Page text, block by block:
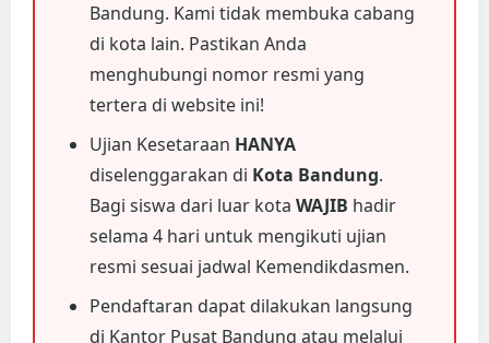
Bandung. Kami tidak membuka cabang
di kota lain. Pastikan Anda
menghubungi nomor resmi yang
tertera di website ini!
Ujian Kesetaraan HANYA
diselenggarakan di Kota Bandung.
Bagi siswa dari luar kota WAJIB hadir
selama 4 hari untuk mengikuti ujian
resmi sesuai jadwal Kemendikdasmen.
Pendaftaran dapat dilakukan langsung
di Kantor Pusat Bandung atau melalui